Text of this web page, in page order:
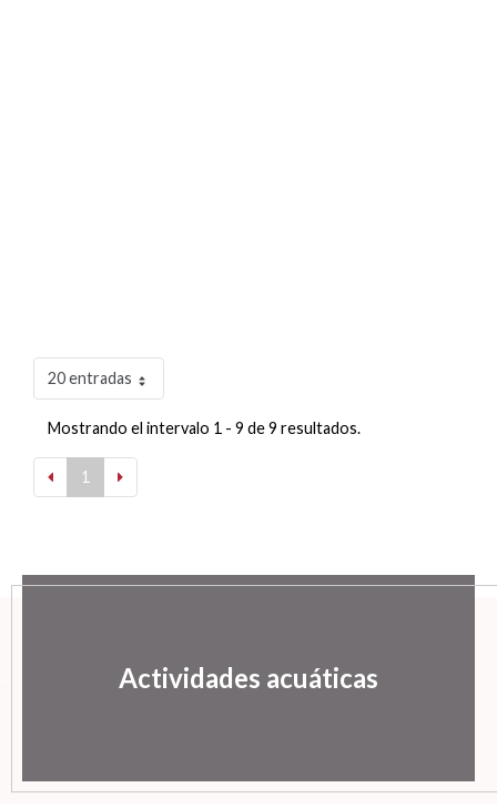
20 entradas
Mostrando el intervalo 1 - 9 de 9 resultados.
1
Actividades acuáticas